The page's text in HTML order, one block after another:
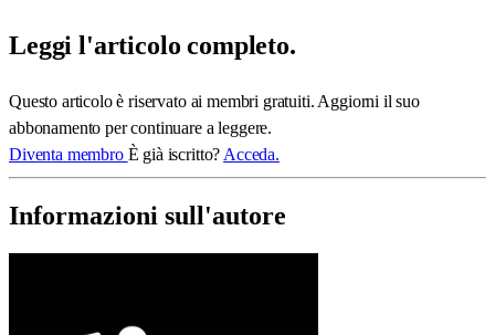
Leggi l'articolo completo.
Questo articolo è riservato ai membri gratuiti. Aggiorni il suo
abbonamento per continuare a leggere.
Diventa membro È già iscritto? Acceda.
Informazioni sull'autore